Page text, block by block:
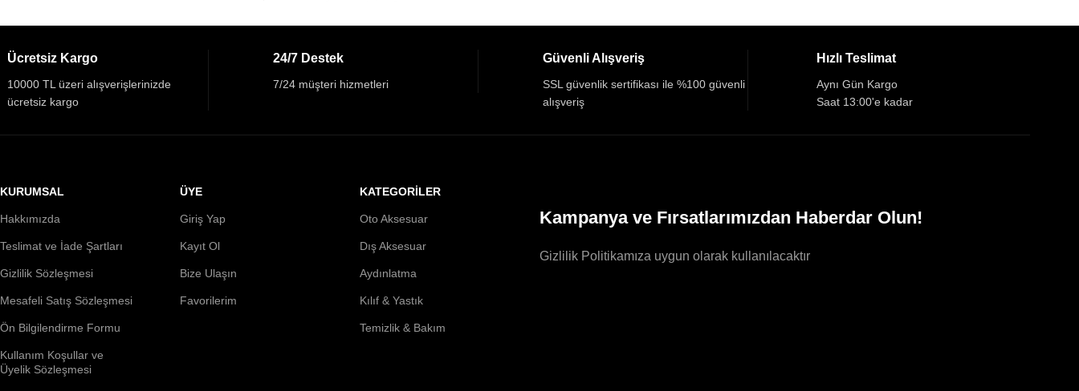
Ücretsiz Kargo
10000 TL üzeri alışverişlerinizde
ücretsiz kargo
24/7 Destek
7/24 müşteri hizmetleri
Güvenli Alışveriş
SSL güvenlik sertifikası ile %100 güvenli
alışveriş
Hızlı Teslimat
Aynı Gün Kargo
Saat 13:00'e kadar
KURUMSAL
Hakkımızda
Teslimat ve İade Şartları
Gizlilik Sözleşmesi
Mesafeli Satış Sözleşmesi
Ön Bilgilendirme Formu
Kullanım Koşullar ve
Üyelik Sözleşmesi
ÜYE
Giriş Yap
Kayıt Ol
Bize Ulaşın
Favorilerim
KATEGORİLER
Oto Aksesuar
Dış Aksesuar
Aydınlatma
Kılıf & Yastık
Temizlik & Bakım
Kampanya ve Fırsatlarımızdan Haberdar Olun!
Gizlilik Politikamıza uygun olarak kullanılacaktır